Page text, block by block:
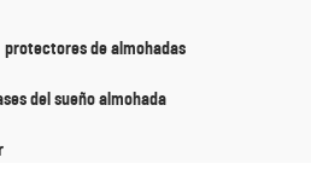
protectores de almohadas
del sueño almohada